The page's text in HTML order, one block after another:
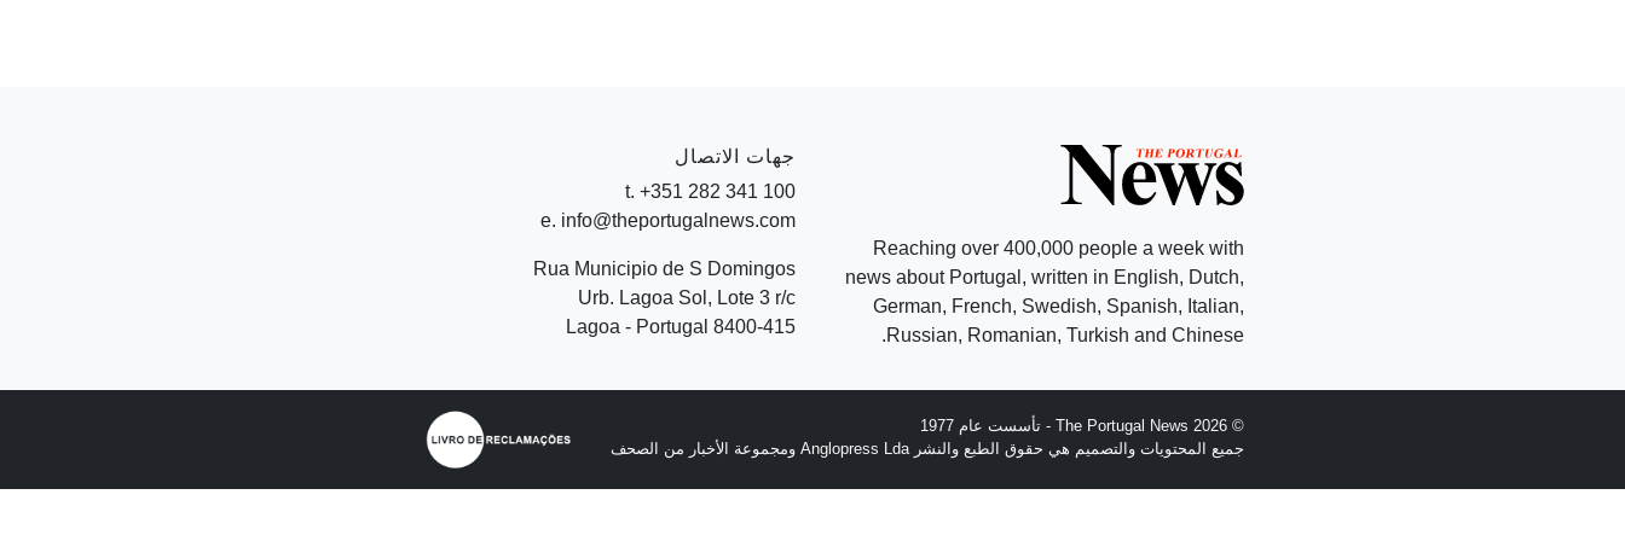
Reaching over 400,000 people a week with
news about Portugal, written in English, Dutch,
German, French, Swedish, Spanish, Italian,
Russian, Romanian, Turkish and Chinese.
جهات الاتصال
t. +351 282 341 100
e. info@theportugalnews.com
Rua Municipio de S Domingos
Urb. Lagoa Sol, Lote 3 r/c
8400-415 Lagoa - Portugal
© 2026 The Portugal News - تأسست عام 1977
جميع المحتويات والتصميم هي حقوق الطبع والنشر Anglopress Lda ومجموعة الأخبار من الصحف